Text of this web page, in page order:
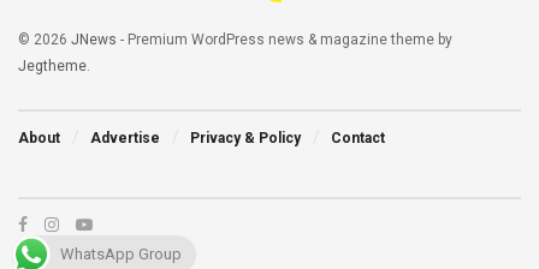
© 2026 JNews - Premium WordPress news & magazine theme by
Jegtheme
About Advertise Privacy & Policy Contact
WhatsApp Group